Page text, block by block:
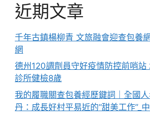
近期文章
千年古鎮楊柳青 文旅融會迎查包養
網
德州120調劑員守好疫情防控前哨站
診所健檢8歲
我的履職關查包養經歷鍵詞｜全國
丹：成長好村平易近的“甜美工作”_